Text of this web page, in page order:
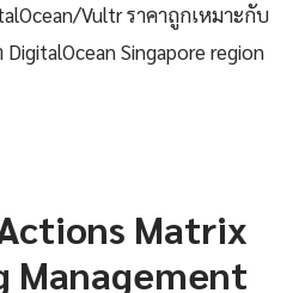
Vultr ราคาถูกเหมาะกับ
Singapore region
Matrix
Management